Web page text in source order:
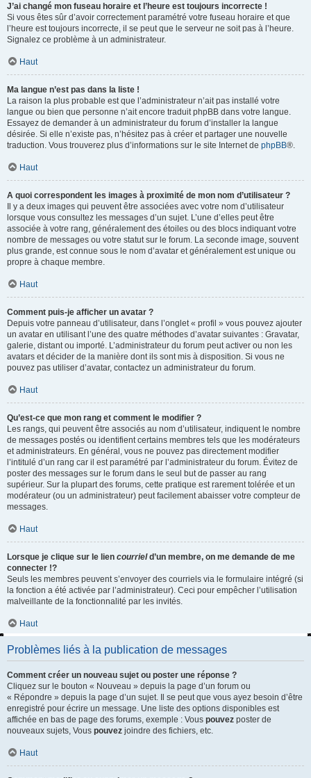
J’ai changé mon fuseau horaire et l’heure est toujours incorrecte !
Si vous êtes sûr d’avoir correctement paramétré votre fuseau horaire et que
l’heure est toujours incorrecte, il se peut que le serveur ne soit pas à l’heure.
Signalez ce problème à un administrateur.
Haut
Ma langue n’est pas dans la liste !
La raison la plus probable est que l’administrateur n’ait pas installé votre
langue ou bien que personne n’ait encore traduit phpBB dans votre langue.
Essayez de demander à un administrateur du forum d’installer la langue
désirée. Si elle n’existe pas, n’hésitez pas à créer et partager une nouvelle
traduction. Vous trouverez plus d’informations sur le site Internet de phpBB®.
Haut
A quoi correspondent les images à proximité de mon nom d’utilisateur ?
Il y a deux images qui peuvent être associées avec votre nom d’utilisateur
lorsque vous consultez les messages d’un sujet. L’une d’elles peut être
associée à votre rang, généralement des étoiles ou des blocs indiquant votre
nombre de messages ou votre statut sur le forum. La seconde image, souvent
plus grande, est connue sous le nom d’avatar et généralement est unique ou
propre à chaque membre.
Haut
Comment puis-je afficher un avatar ?
Depuis votre panneau d’utilisateur, dans l’onglet « profil » vous pouvez ajouter
un avatar en utilisant l’une des quatre méthodes d’avatar suivantes : Gravatar,
galerie, distant ou importé. L’administrateur du forum peut activer ou non les
avatars et décider de la manière dont ils sont mis à disposition. Si vous ne
pouvez pas utiliser d’avatar, contactez un administrateur du forum.
Haut
Qu’est-ce que mon rang et comment le modifier ?
Les rangs, qui peuvent être associés au nom d’utilisateur, indiquent le nombre
de messages postés ou identifient certains membres tels que les modérateurs
et administrateurs. En général, vous ne pouvez pas directement modifier
l’intitulé d’un rang car il est paramétré par l’administrateur du forum. Évitez de
poster des messages sur le forum dans le seul but de passer au rang
supérieur. Sur la plupart des forums, cette pratique est rarement tolérée et un
modérateur (ou un administrateur) peut facilement abaisser votre compteur de
messages.
Haut
Lorsque je clique sur le lien courrield’un membre, on me demande de me
connecter !?
Seuls les membres peuvent s’envoyer des courriels via le formulaire intégré (si
la fonction a été activée par l’administrateur). Ceci pour empêcher l’utilisation
malveillante de la fonctionnalité par les invités.
Haut
Problèmes liés à la publication de messages
Comment créer un nouveau sujet ou poster une réponse ?
Cliquez sur le bouton « Nouveau » depuis la page d’un forum ou
« Répondre » depuis la page d’un sujet. Il se peut que vous ayez besoin d’être
enregistré pour écrire un message. Une liste des options disponibles est
affichée en bas de page des forums, exemple : Vous pouvez poster de
nouveaux sujets, Vous pouvez joindre des fichiers, etc.
Haut